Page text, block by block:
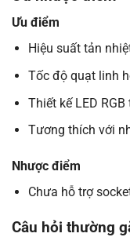
Ưu điểm
Hiệu suất tản
Tốc độ quạt linh
Thiết kế LED
Tương thích với
Nhược điểm
Chưa hỗ trợ
Câu hỏi thường